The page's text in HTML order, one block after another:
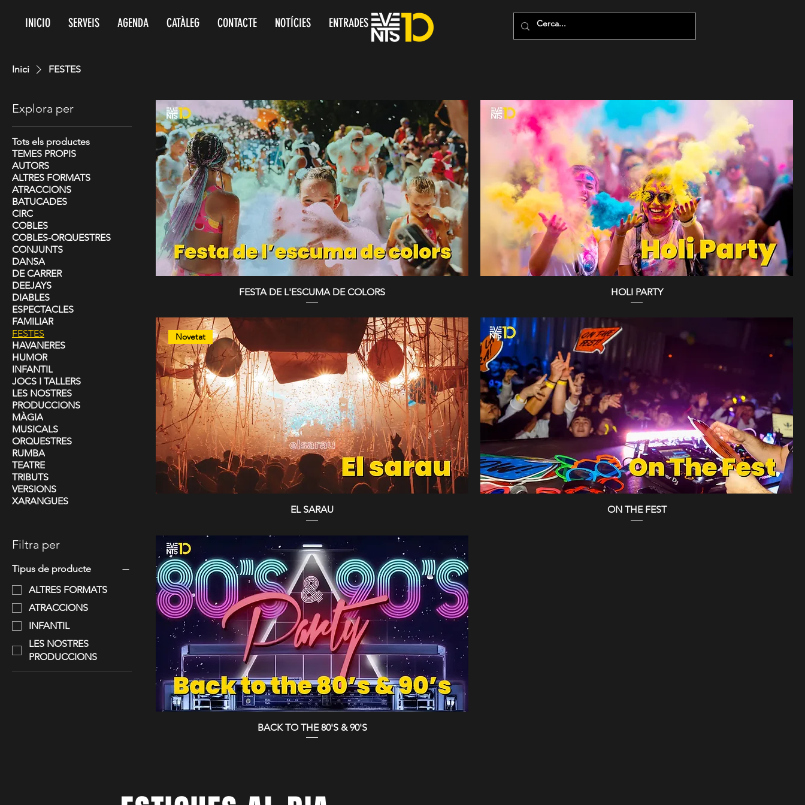
INICIO SERVEIS AGENDA CATÀLEG CONTACTE NOTÍCIES ENTRADES
Inici FESTES
Explora per
Tots els productes
TEMES PROPIS
AUTORS
ALTRES FORMATS
ATRACCIONS
BATUCADES
CIRC
COBLES
COBLES-ORQUESTRES
CONJUNTS
DANSA
DE CARRER
DEEJAYS
DIABLES
ESPECTACLES
FAMILIAR
FESTES
HAVANERES
HUMOR
INFANTIL
JOCS I TALLERS
LES NOSTRES
PRODUCCIONS
MÀGIA
MUSICALS
ORQUESTRES
RUMBA
TEATRE
TRIBUTS
VERSIONS
XARANGUES
Filtra per
Tipus de producte
ALTRES FORMATS
ATRACCIONS
INFANTIL
LES NOSTRES
PRODUCCIONS
FESTA DE L'ESCUMA DE COLORS HOLI PARTY
Novetat
EL SARAU ON THE FEST
BACK TO THE 80'S & 90'S